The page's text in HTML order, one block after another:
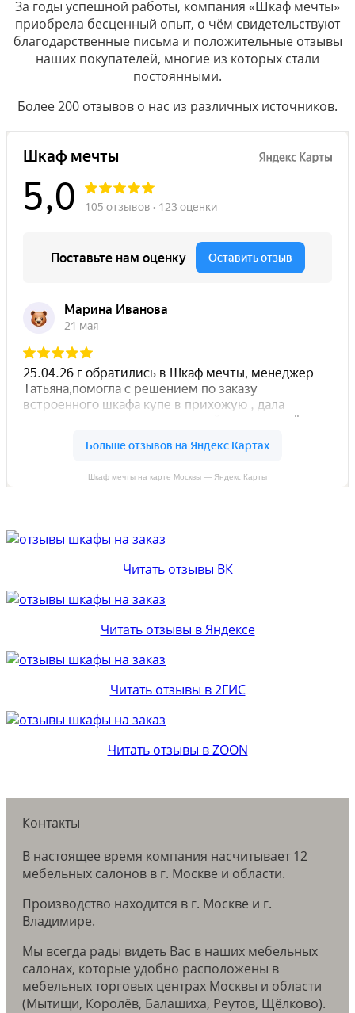
За годы успешной работы, компания «Шкаф мечты»
приобрела бесценный опыт, о чём свидетельствуют
благодарственные письма и положительные отзывы
наших покупателей, многие из которых стали
постоянными.
Более 200 отзывов о нас из различных источников.
Шкаф мечты на карте Москвы — Яндекс Карты
Читать отзывы ВК
Читать отзывы в Яндексе
Читать отзывы в 2ГИС
Читать отзывы в ZOON
Контакты
В настоящее время компания насчитывает 12
мебельных салонов в г. Москве и области.
Производство находится в г. Москве и г.
Владимире.
Мы всегда рады видеть Вас в наших мебельных
салонах, которые удобно расположены в
мебельных торговых центрах Москвы и области
(Мытищи, Королёв, Балашиха, Реутов, Щёлково).